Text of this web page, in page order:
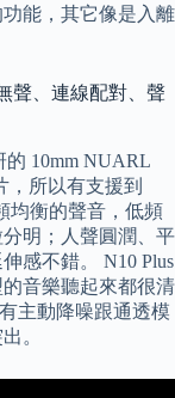
能，其它像是入離
聲、連線配對、聲
的 10mm NUARL
，所以有支援到
均衡的聲音，低頻
明；人聲圓潤、平
感不錯。 N10 Plus
音樂聽起來都很清
主動降噪跟通透模
。